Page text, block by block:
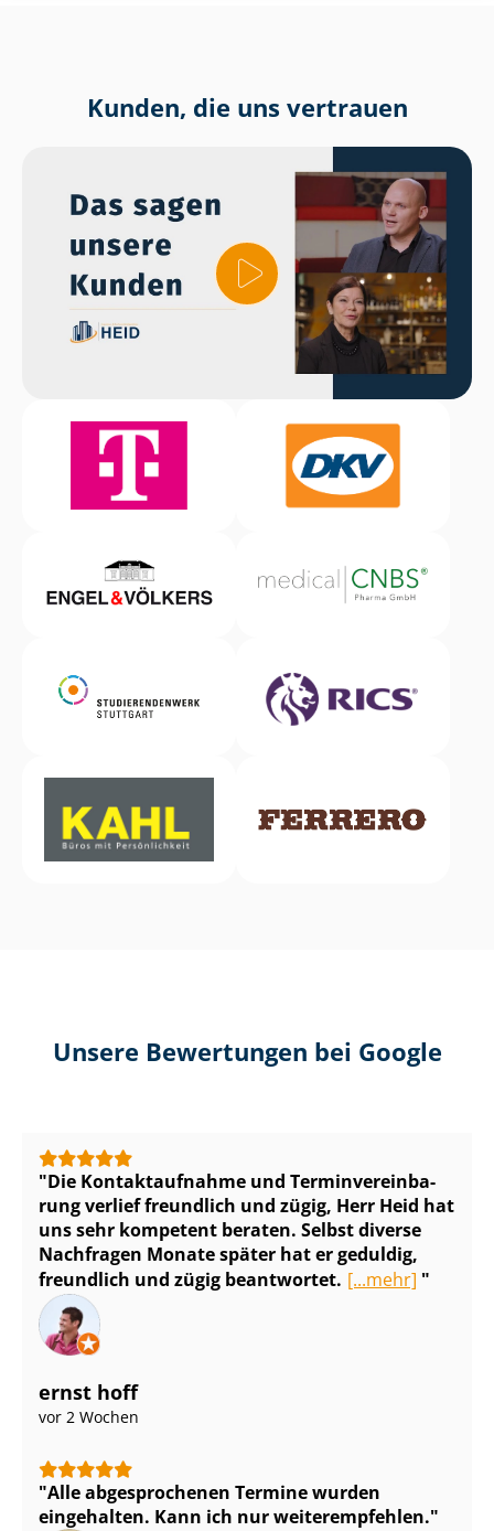
Kunden, die uns vertrauen
Unsere Bewertungen bei Google
Die Kontaktaufnahme und Ter­min­ver­ein­ba­
rung verlief freundlich und zügig, Herr Heid hat
uns sehr kompetent beraten. Selbst diverse
Nachfragen Monate später hat er geduldig,
freundlich und zügig beantwortet. [...mehr]
ernst hoff
vor 2 Wochen
Alle abgesprochenen Termine wurden
eingehalten. Kann ich nur weiterempfehlen.